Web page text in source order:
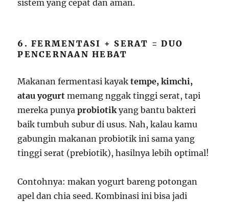
sistem yang cepat dan aman.
6. FERMENTASI + SERAT = DUO
PENCERNAAN HEBAT
Makanan fermentasi kayaktempe, kimchi,
atau yogurt memang nggak tinggi serat, tapi
mereka punyaprobiotikyang bantu bakteri
baik tumbuh subur di usus. Nah, kalau kamu
gabungin makanan probiotik ini sama yang
tinggi serat (prebiotik), hasilnya lebih optimal!
Contohnya: makan yogurt bareng potongan
apel dan chia seed. Kombinasi ini bisa jadi